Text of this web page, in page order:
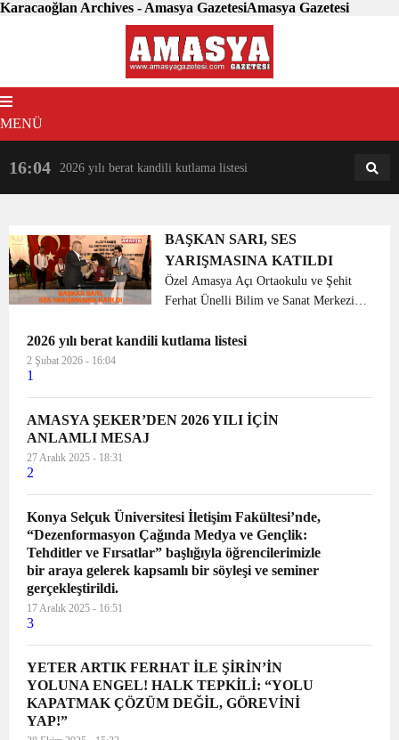
Karacaoğlan Archives - Amasya GazetesiAmasya Gazetesi
MENÜ
16:04 2026 yılı berat kandili kutlama listesi 18:31
BAŞKAN SARI, SES
YARIŞMASINA KATILDI
Özel Amasya Açı Ortaokulu ve Şehit
Ferhat Ünelli Bilim ve Sanat Merkezi
Sanat-Teknoloji şenliği programına
2026 yılı berat kandili kutlama listesi
2 Şubat 2026 - 16:04
1
AMASYA ŞEKER’DEN 2026 YILI İÇİN
ANLAMLI MESAJ
27 Aralık 2025 - 18:31
2
Konya Selçuk Üniversitesi İletişim Fakültesi’nde,
“Dezenformasyon Çağında Medya ve Gençlik:
Tehditler ve Fırsatlar” başlığıyla öğrencilerimizle
bir araya gelerek kapsamlı bir söyleşi ve seminer
gerçekleştirildi.
17 Aralık 2025 - 16:51
3
YETER ARTIK FERHAT İLE ŞİRİN’İN
YOLUNA ENGEL! HALK TEPKİLİ: “YOLU
KAPATMAK ÇÖZÜM DEĞİL, GÖREVİNİ
YAP!”